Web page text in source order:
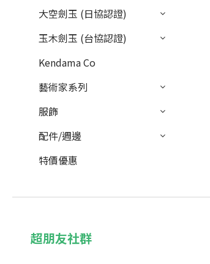
大空劍玉 (日協認證)
玉木劍玉 (台協認證)
Kendama Co
藝術家系列
服飾
配件/週邊
特價優惠
超朋友社群